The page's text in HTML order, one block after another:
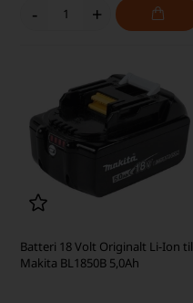
- +
Batteri 18 Volt Originalt Li-Ion til
Makita BL1850B 5,0Ah